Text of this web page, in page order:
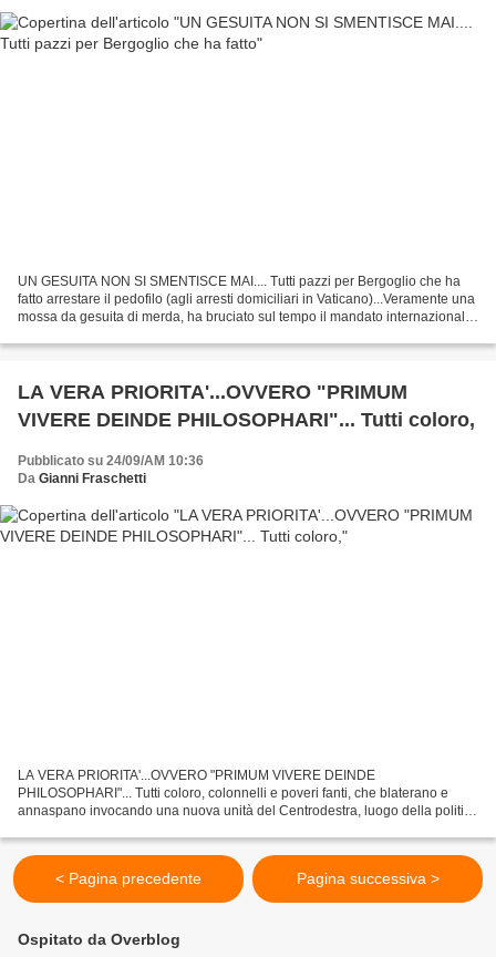
UN GESUITA NON SI SMENTISCE MAI.... Tutti pazzi per Bergoglio che ha
fatto arrestare il pedofilo (agli arresti domiciliari in Vaticano)...Veramente una
mossa da gesuita di merda, ha bruciato sul tempo il mandato internazionale
LA VERA PRIORITA'...OVVERO "PRIMUM
VIVERE DEINDE PHILOSOPHARI"... Tutti coloro,
Pubblicato su 24/09/AM 10:36
Da Gianni Fraschetti
LA VERA PRIORITA'...OVVERO "PRIMUM VIVERE DEINDE
PHILOSOPHARI"... Tutti coloro, colonnelli e poveri fanti, che blaterano e
annaspano invocando una nuova unità del Centrodestra, luogo della politica
< Pagina precedente Pagina successiva >
Ospitato da Overblog